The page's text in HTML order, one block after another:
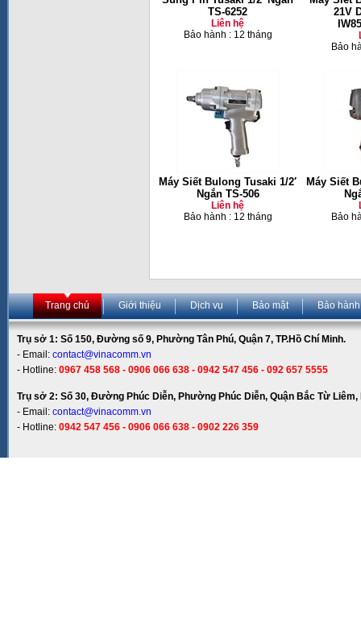
TS-6252
Liên hệ
Bảo hành : 12 tháng
21V
Bảo
Máy Siết Bulong Tusaki 1/2′
Ngắn TS-506
Liên hệ
Bảo hành : 12 tháng
Máy Siết
Bảo
Trang chủ Giới thiệu Dịch vụ Bảo mật Bảo hành
Trụ sở 1: Số 150, Đường số 9, Phường Tân Phú, Quận 7, TP.Hồ Chí Minh.
- Email: contact@vinacomm.vn
- Hotline: 0967 458 568 - 0906 066 638 - 0942 547 456 - 092 657 5555
Trụ sở 2: Số 30, Đường Phúc Diễn, Phường Phúc Diễn, Quận Bắc Từ Liêm,
- Email: contact@vinacomm.vn
- Hotline: 0942 547 456 - 0906 066 638 - 0902 226 359